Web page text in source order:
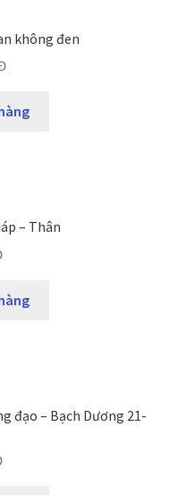
không đen
– Thân
đạo – Bạch Dương 21-